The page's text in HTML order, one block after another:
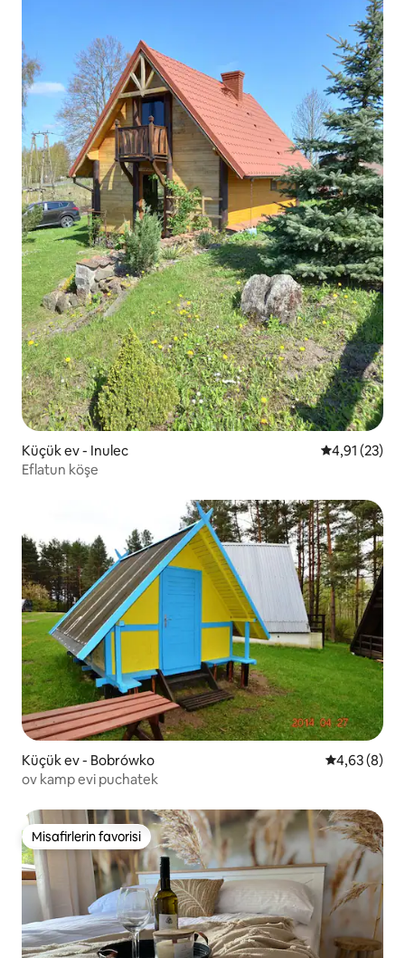
Küçük ev - Inulec 5 üzerinden
4,91 (23)
Eflatun köşe
Küçük ev - Bobrówko 5 üzerinden
4,63 (8)
ov kamp evi puchatek
Misafirlerin favorisi
Misafirlerin favorisi